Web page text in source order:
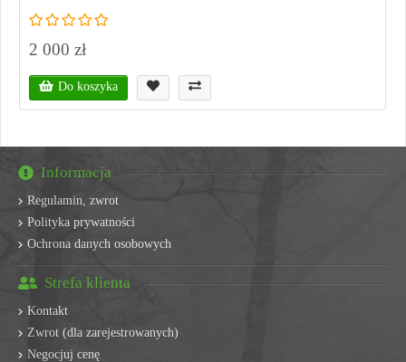
2 000 zł
Do koszyka
Informacja
Regulamin, zwrot
Polityka prywatności
Ochrona danych osobowych
Strefa klienta
Kontakt
Zwrot (dla zarejestrowanych)
Negocjuj cenę